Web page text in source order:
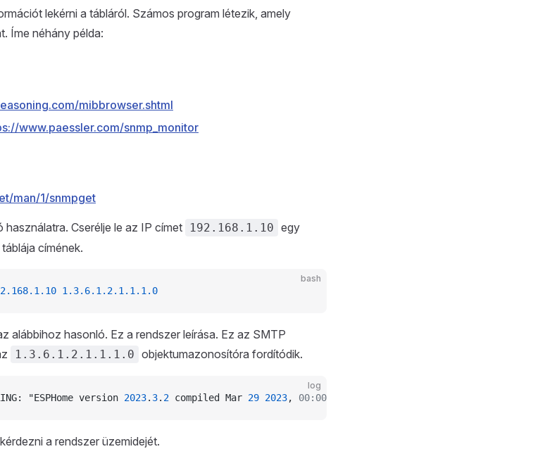
lekérni a tábláról. Számos program létezik, amely
Íme néhány példa:
mibbrowser.shtml
www.paessler.com/snmp_monitor
man/1/snmpget
Cserélje le az IP címet 192.168.1.10 egy
címének.
bash
1.3.6.1.2.1.1.1.0
alábbihoz hasonló. Ez a rendszer leírása. Ez az SMTP
1.3.6.1.2.1.1.1.0 objektumazonosítóra fordítódik.
log
"ESPHome version 2023. 3. 2 compiled Mar 29 2023, 00:00:01
a rendszer üzemidejét.